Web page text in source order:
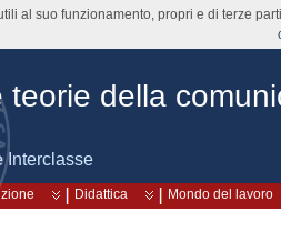
teorie della
Interclasse
Didattica Mondo del lavoro
al suo funzionamento, propri e di terze